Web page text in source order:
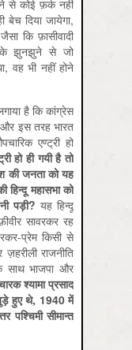
से कोई फ़र्क नहीं
बेच दिया जायेगा,
कि फ़ासीवादी
के झुनझुने से जो
वह भी नहीं होने
है कि कांग्रेस
और इस तरह भारत
एण्ट्री हो
हो ही गयी है तो
की जनता को यह
हिन्दू महासभा को
पड़ी? यह हिन्दू
सावरकर रह
प्रेम किसी से
राजनीति
साथ भाजपा और
श्यामा प्रसाद
हुए थे, 1940में
पश्चिमी सीमान्त